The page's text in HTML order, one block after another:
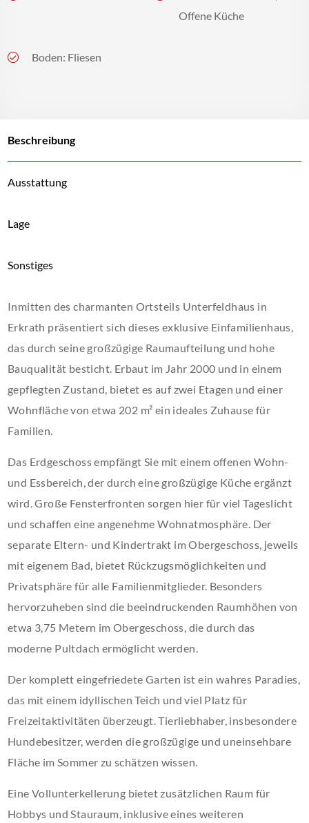
Offene Küche
Boden: Fliesen
Beschreibung
Ausstattung
Lage
Sonstiges
Inmitten des charmanten Ortsteils Unterfeldhaus in
Erkrath präsentiert sich dieses exklusive Einfamilienhaus,
das durch seine großzügige Raumaufteilung und hohe
Bauqualität besticht. Erbaut im Jahr 2000 und in einem
gepflegten Zustand, bietet es auf zwei Etagen und einer
Wohnfläche von etwa 202 m² ein ideales Zuhause für
Familien.
Das Erdgeschoss empfängt Sie mit einem offenen Wohn-
und Essbereich, der durch eine großzügige Küche ergänzt
wird. Große Fensterfronten sorgen hier für viel Tageslicht
und schaffen eine angenehme Wohnatmosphäre. Der
separate Eltern- und Kindertrakt im Obergeschoss, jeweils
mit eigenem Bad, bietet Rückzugsmöglichkeiten und
Privatsphäre für alle Familienmitglieder. Besonders
hervorzuheben sind die beeindruckenden Raumhöhen von
etwa 3,75 Metern im Obergeschoss, die durch das
moderne Pultdach ermöglicht werden.
Der komplett eingefriedete Garten ist ein wahres Paradies,
das mit einem idyllischen Teich und viel Platz für
Freizeitaktivitäten überzeugt. Tierliebhaber, insbesondere
Hundebesitzer, werden die großzügige und uneinsehbare
Fläche im Sommer zu schätzen wissen.
Eine Vollunterkellerung bietet zusätzlichen Raum für
Hobbys und Stauraum, inklusive eines weiteren